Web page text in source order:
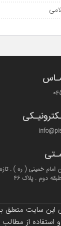
امام خمینی ( ره ) .
دوم . پلاک 46
سایت متعلق
از مطالب